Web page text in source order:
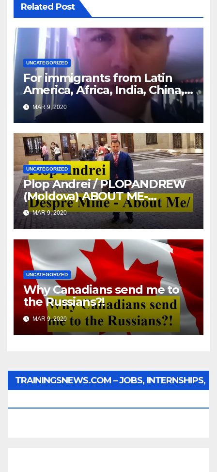
Related Post
UNCATEGORIZED
For immigrants from Latin
America, Africa, India, China,
etc. you must read this article
MAR 9, 2020
UNCATEGORIZED
Plop Andrei / PLOPANDREW
(Moldova) ABOUT ME-
DESPRE MINE
MAR 9, 2020
UNCATEGORIZED
Why Canadians send me to
the Russians?!
MAR 9, 2020
TRAININGSNEWS.COM – JOBS, INTERNSHIPS,